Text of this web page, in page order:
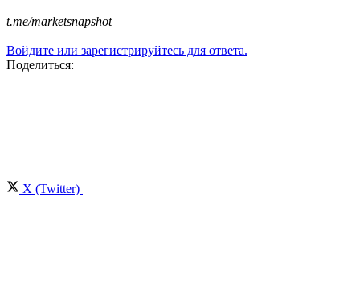
t.me/marketsnapshot
Войдите или зарегистрируйтесь для ответа.
Поделиться:
X (Twitter)